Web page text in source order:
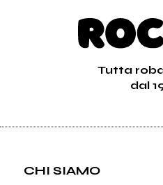
Tutta
dal
CHI SIAMO